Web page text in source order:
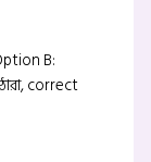
B:
correct